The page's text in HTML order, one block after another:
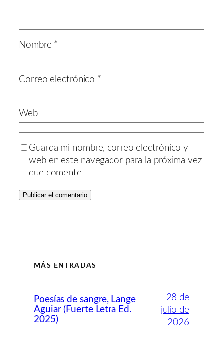
Nombre *
Correo electrónico *
Web
Guarda mi nombre, correo electrónico y
web en este navegador para la próxima vez
que comente.
MÁS ENTRADAS
Poesías de sangre, Lange
Aguiar (Fuerte Letra Ed.
2025)
28 de
julio de
2026